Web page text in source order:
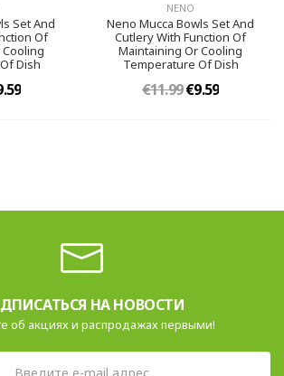
Set And
Of
Dish
NENO
Neno Mucca Bowls Set And
Cutlery With Function Of
Maintaining Or Cooling
Temperature Of Dish
€11.99€9.59
НА НОВОСТИ
об акциях и распродажах первыми!